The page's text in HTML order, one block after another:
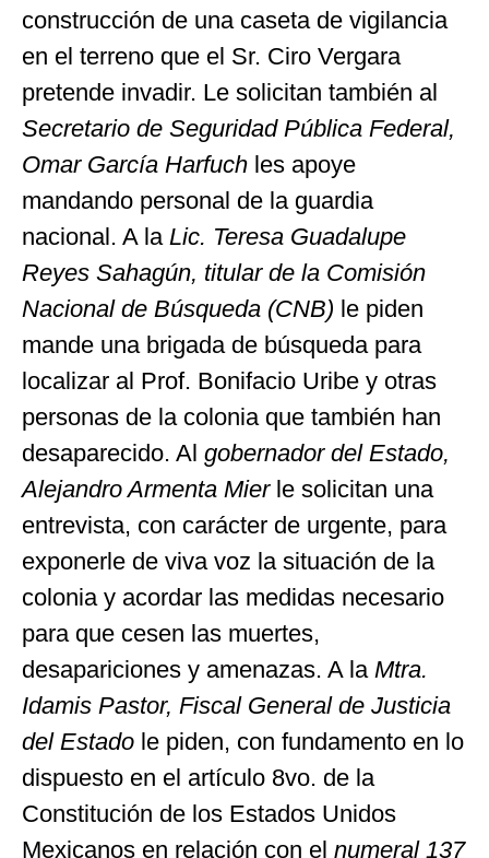
construcción de una caseta de vigilancia
en el terreno que el Sr. Ciro Vergara
pretende invadir. Le solicitan también al
Secretario de Seguridad Pública Federal,
Omar García Harfuch les apoye
mandando personal de la guardia
nacional. A la Lic. Teresa Guadalupe
Reyes Sahagún, titular de la Comisión
Nacional de Búsqueda (CNB) le piden
mande una brigada de búsqueda para
localizar al Prof. Bonifacio Uribe y otras
personas de la colonia que también han
desaparecido. Al gobernador del Estado,
Alejandro Armenta Mier le solicitan una
entrevista, con carácter de urgente, para
exponerle de viva voz la situación de la
colonia y acordar las medidas necesario
para que cesen las muertes,
desapariciones y amenazas. A la Mtra.
Idamis Pastor, Fiscal General de Justicia
del Estado le piden, con fundamento en lo
dispuesto en el artículo 8vo. de la
Constitución de los Estados Unidos
Mexicanos en relación con el numeral 137